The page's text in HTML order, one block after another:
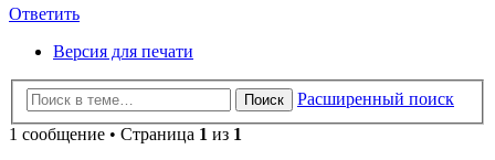
Ответить
Версия для печати
Поиск
Расширенный поиск
1 сообщение • Страница 1 из 1